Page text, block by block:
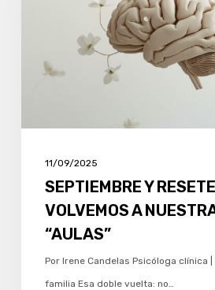
NUESTRAS
11/09/2025
SEPTIEMBRE Y
VOLVEMOS A
“AULAS”
Por Irene Candelas Psicóloga clínica
familia Esa doble vuelta: no…